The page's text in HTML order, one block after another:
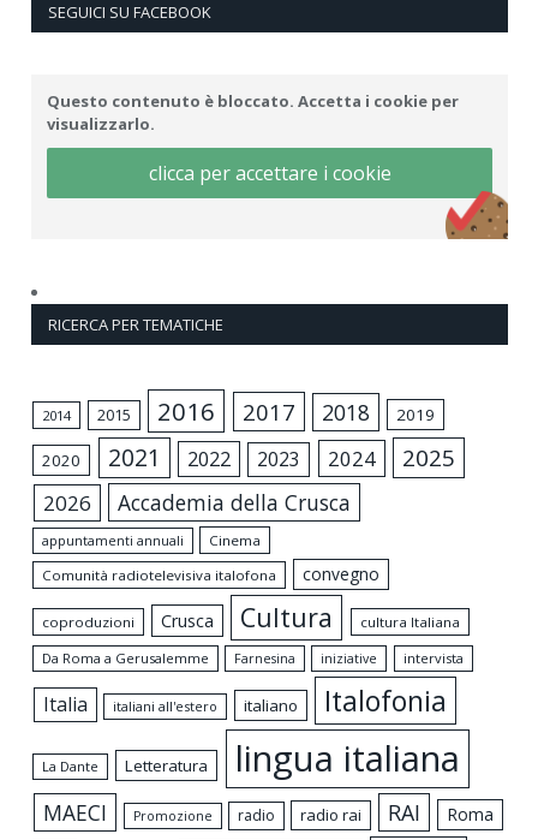
SEGUICI SU FACEBOOK
Questo contenuto è bloccato. Accetta i cookie per
visualizzarlo.
clicca per accettare i cookie
RICERCA PER TEMATICHE
2014 2015 2016 2017 2018 2019
2020 2021 2022 2023 2024 2025
2026 Accademia della Crusca
appuntamenti annuali
Cinema
Comunità radiotelevisiva italofona
convegno
coproduzioni Crusca Cultura
cultura Italiana
Da Roma a Gerusalemme
Farnesina iniziative intervista
Italia italiani all'estero italiano Italofonia
La Dante Letteratura lingua italiana
MAECI Promozione radio radio rai RAI
Roma